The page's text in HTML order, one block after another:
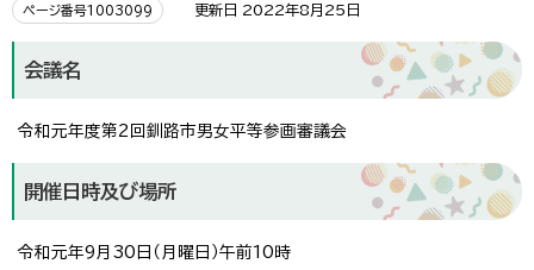
ページ番号1003099 更新日 2022年8月25日
会議名
令和元年度第2回釧路市男女平等参画審議会
開催日時及び場所
令和元年9月30日（月曜日）午前10時